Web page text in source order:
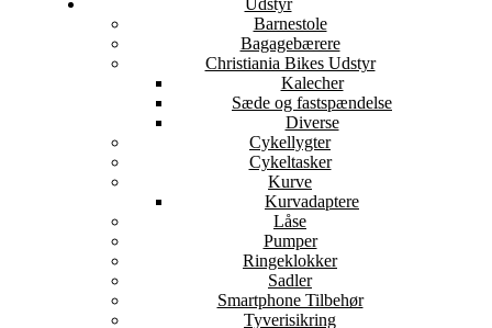
Udstyr
Barnestole
Bagagebærere
Christiania Bikes Udstyr
Kalecher
Sæde og fastspændelse
Diverse
Cykellygter
Cykeltasker
Kurve
Kurvadaptere
Låse
Pumper
Ringeklokker
Sadler
Smartphone Tilbehør
Tyverisikring